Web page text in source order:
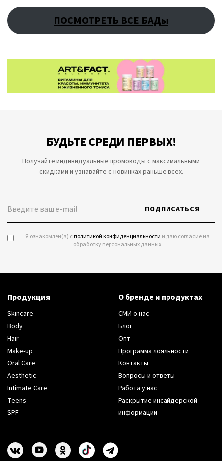
ПОСМОТРЕТЬ ВСЕ БАДы
БУДЬТЕ СРЕДИ ПЕРВЫХ!
Получайте индивидуальные промокоды с максимальными
скидками и узнавайте о новинках раньше всех.
ПОДПИСАТЬСЯ
Я ознакомлен(а) сполитикой конфиденциальности и даю согласие на
обработку персональных данных
Продукция
Skincare
Body
Hair
Make-up
Oral Care
Aesthetic
Intimate Care
Teens
SPF
О бренде и продуктах
СМИ о нас
Блог
Опт
Программа лояльности
Контакты
Вопросы и ответы
Работа у нас
Раскрытие инсайдерской
информации